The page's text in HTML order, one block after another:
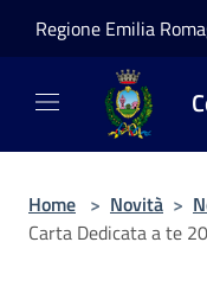
Regione Emilia
Home > Novità >
Carta Dedicata a te